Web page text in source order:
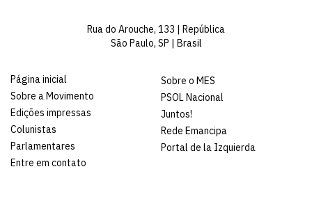
Rua do Arouche, 133 | República
São Paulo, SP | Brasil
Página inicial
Sobre a Movimento
Edições impressas
Colunistas
Parlamentares
Entre em contato
Sobre o MES
PSOL Nacional
Juntos!
Rede Emancipa
Portal de la Izquierda